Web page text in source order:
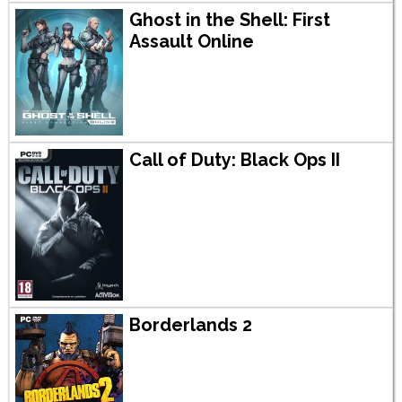
Ghost in the Shell: First
Assault Online
Call of Duty: Black Ops II
Borderlands 2